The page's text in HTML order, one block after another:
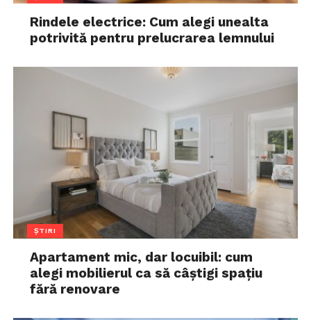
Rindele electrice: Cum alegi unealta
potrivită pentru prelucrarea lemnului
ȘTIRI
Apartament mic, dar locuibil: cum
alegi mobilierul ca să câștigi spațiu
fără renovare